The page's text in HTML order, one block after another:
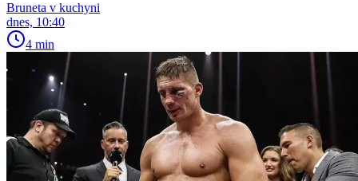
Bruneta v kuchyni
dnes, 10:40
4 min